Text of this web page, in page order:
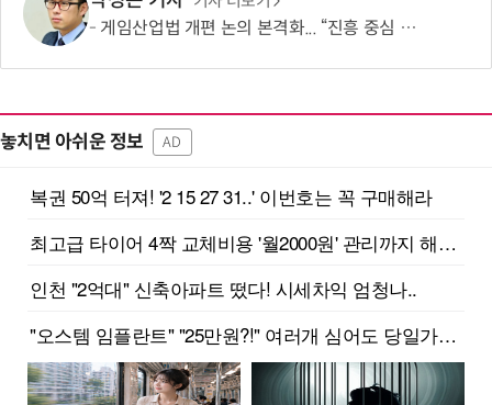
게임산업법 개편 논의 본격화... “진흥 중심 전환 속 세부 보완 필요”
놓치면 아쉬운 정보 AD